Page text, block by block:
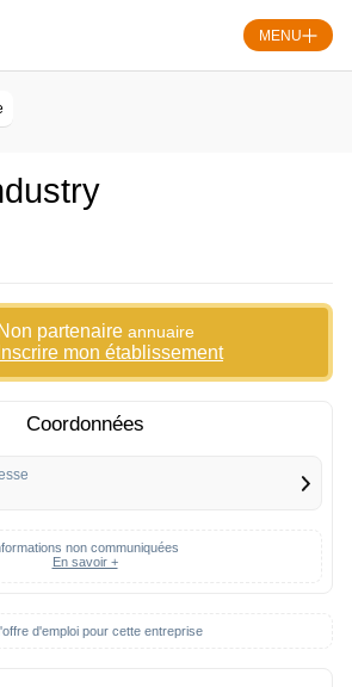
MENU
Non partenaire annuaire
Inscrire mon établissement
d'emploi pour cette entreprise
Coordonnées
non communiquées
En savoir +